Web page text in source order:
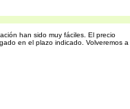
han sido muy fáciles. El precio
en el plazo indicado. Volveremos a